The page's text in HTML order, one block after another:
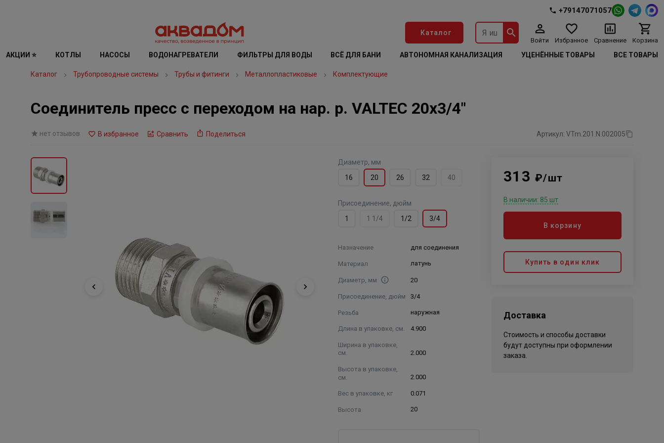
+79147071057
Каталог
Войти Избранное Сравнение Корзина
АКЦИИ ⭐ КОТЛЫ НАСОСЫ ВОДОНАГРЕВАТЕЛИ ФИЛЬТРЫ ДЛЯ ВОДЫ ВСЁ ДЛЯ БАНИ АВТОНОМНАЯ КАНАЛИЗАЦИЯ УЦЕНЁННЫЕ ТОВАРЫ ВСЕ ТОВАРЫ
Каталог Трубопроводные системы Трубы и фитинги Металлопластиковые Комплектующие
Соединитель пресс с переходом на нар. р. VALTEC 20х3/4"
нет отзывов В избранное Сравнить Поделиться Артикул: VTm.201.N.002005
Диаметр, мм
16
20 26 32 40
Присоединение, дюйм
1
1 1/4 1/2 3/4
Назначение для соединения
Материал латунь
Диаметр, мм 20
Присоединение, дюйм 3/4
Резьба наружная
Длина в упаковке, см. 4.900
Ширина в упаковке,
см.
2.000
Высота в упаковке,
см.
2.000
Вес в упаковке, кг 0.071
Высота 20
313 ₽/шт
В наличии: 85 шт
В корзину
Купить в один клик
Доставка
Стоимость и способы доставки
будут доступны при оформлении
заказа.